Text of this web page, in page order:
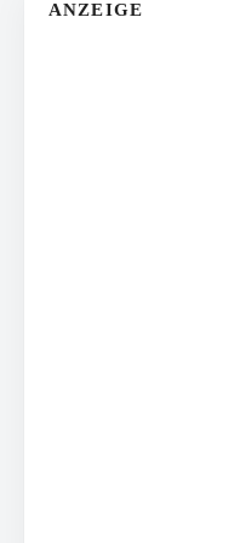
ANZEIGE